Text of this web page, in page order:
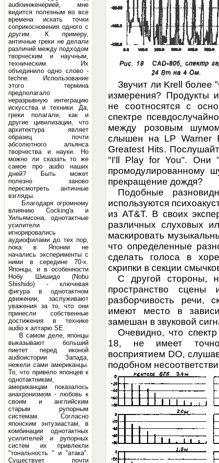
audioинженерией, мне
видится полезным во все
времена искать точки
соприкосновения одного с
другим. К примеру,
античные греки не делали
различий между подходом
творческим и научным,
техническим. Их
объединило одно слово -
techne. Использование
этого термина
предполагало
неразрывную интеграцию
искусства и техники. Да,
греки полагали, как и
другие цивилизации, что
архитектура являет
образец почти
абсолютного альянса
творчества и науки. Но
можно ли сказать то же
самое про audio наших
дней? Быть может
полезно заново
пересмотреть античные
взгляды.
Благодаря огромному
влиянию Cocking'a и
Уильямсона, однотактные
усилители
игнорировались
аудиофилами до тех пор,
пока в Японии не
начались эксперименты с
ними в середине 70-х.
Японцы, и в особенности
Нобу Шишидо (Nobu
Shishido) - ключевая
фигура в однотактном
движении, заслуживают
уважения за то, что они
принесли собственные
достижения в технике
audio к алтарю SE.
В самом деле, японцы
выказывают больший
пиетет перед иконой
audioистории Запада,
нежели сами американцы.
То, что привело японцев к
однотактникам,
американцам показалось
анахронизмом - любовь к
своим и английским
старым рупорным
системам. Согласно
японским энтузиастам, в
комбинации однотактных
усилителей и рупорных
систем их привлекли
"тональность " и "атака".
Существует почти
Звучит ли Krell более
измерения? Продукты
не соотносятся с
спектре
между розовым
слышен на LP Warner
Greatest Hits.
"I'll Play for You". Они
промодулированному
прекращение дождя?
Подобные
используются
из AT&T. В своих
различных слуховых
маскировать
что определенные
сделать голоса в
скрипки в секции
С другой стороны,
пространство сцены
разборчивость речи,
имеют место в
замешан в звуковой
Очевидно, что
18, не имеет
восприятием DO,
подобном